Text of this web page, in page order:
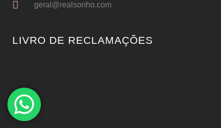
geral@realsonho.com
LIVRO DE RECLAMAÇÕES